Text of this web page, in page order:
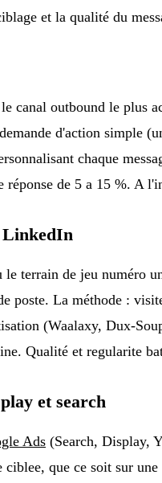
et la qualité du
canal outbound le plus
d'action simple
chaque
réponse de 5 a 15 %. A
LinkedIn
le terrain de jeu numéro
poste. La méthode :
(Waalaxy, Dux-
Qualité et regularite
et search
Ads (Search, Display,
ciblee, que ce soit sur